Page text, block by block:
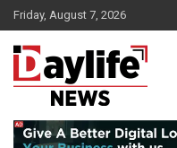
Skip
to
content
Friday, August 7, 2026
daylifenews